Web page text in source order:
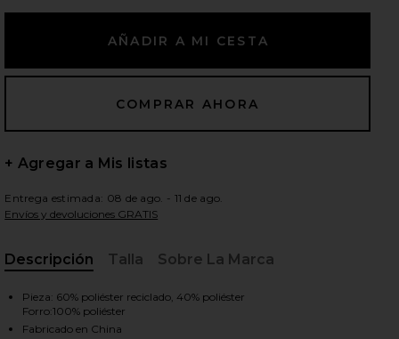
2 of 3 VESTIDO FRANCESCA in Juneberry
diapositivas
+ Agregar a Mis listas
Entrega estimada: 08 de ago. - 11 de ago.
Envíos y devoluciones GRATIS
Descripción
Talla Sobre La Marca
Pieza: 60% poliéster reciclado, 40% poliéster
Forro:100% poliéster
Fabricado en China